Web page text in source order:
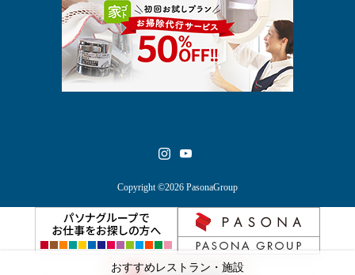
Copyright ©2026 PasonaGroup
おすすめレストラン・施設